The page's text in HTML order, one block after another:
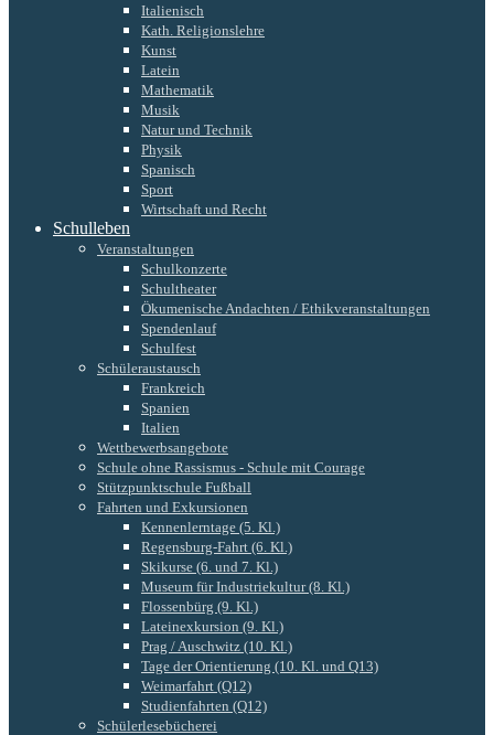
Italienisch
Kath. Religionslehre
Kunst
Latein
Mathematik
Musik
Natur und Technik
Physik
Spanisch
Sport
Wirtschaft und Recht
Schulleben
Veranstaltungen
Schulkonzerte
Schultheater
Ökumenische Andachten / Ethikveranstaltungen
Spendenlauf
Schulfest
Schüleraustausch
Frankreich
Spanien
Italien
Wettbewerbsangebote
Schule ohne Rassismus - Schule mit Courage
Stützpunktschule Fußball
Fahrten und Exkursionen
Kennenlerntage (5. Kl.)
Regensburg-Fahrt (6. Kl.)
Skikurse (6. und 7. Kl.)
Museum für Industriekultur (8. Kl.)
Flossenbürg (9. Kl.)
Lateinexkursion (9. Kl.)
Prag / Auschwitz (10. Kl.)
Tage der Orientierung (10. Kl. und Q13)
Weimarfahrt (Q12)
Studienfahrten (Q12)
Schülerlesebücherei